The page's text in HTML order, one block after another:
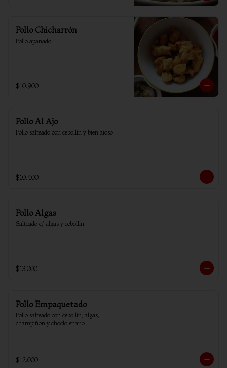
Pollo Chicharrón
Pollo apanado
$10.900
Pollo Al Ajo
Pollo salteado con cebollín y bien ajoso
$10.400
Pollo Algas
Salteado c/ algas y cebollin
$13.000
Pollo Empaquetado
Pollo salteado con cebollín, algas,
champiñon y choclo enano
$12.000